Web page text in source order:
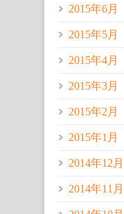
2015年6月
2015年5月
2015年4月
2015年3月
2015年2月
2015年1月
2014年12月
2014年11月